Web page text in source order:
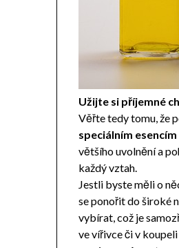
Užijte si příjemné
Věřte tedy tomu, že
speciálním esencím
většího uvolnění a
každý vztah.
Jestli byste měli o
se ponořit do široké
vybírat, což je
ve vířivce či v